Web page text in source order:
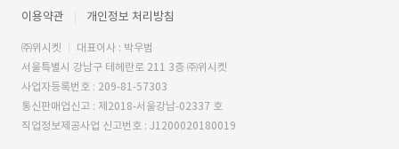
이용약관 개인정보 처리방침
㈜위시켓
대표이사 : 박우범
서울특별시 강남구 테헤란로 211 3층 ㈜위시켓
사업자등록번호 : 209-81-57303
통신판매업신고 : 제2018-서울강남-02337 호
직업정보제공사업 신고번호 : J1200020180019